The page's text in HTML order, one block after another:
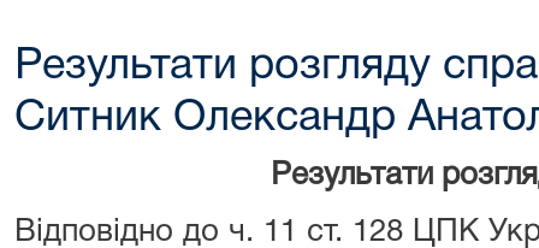
Результати розгляду
Ситник Олександр
Результати
Відповідно до ч. 11 ст. 128 ЦПК